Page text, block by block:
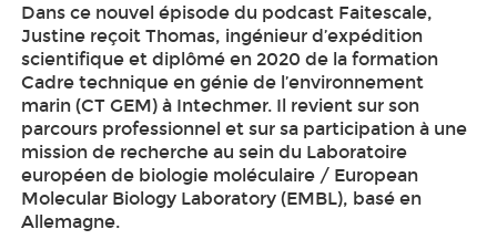
Dans ce nouvel épisode du podcast Faitescale,
Justine reçoit Thomas, ingénieur d’expédition
scientifique et diplômé en 2020 de la formation
Cadre technique en génie de l’environnement
marin (CT GEM) à Intechmer. Il revient sur son
parcours professionnel et sur sa participation à une
mission de recherche au sein du Laboratoire
européen de biologie moléculaire / European
Molecular Biology Laboratory (EMBL), basé en
Allemagne.